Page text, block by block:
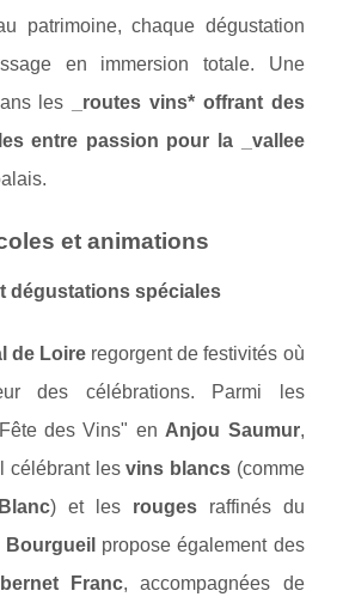
patrimoine, chaque dégustation
en immersion totale. Une
les
_routes vins* offrant des
entre passion pour la _vallee
et animations
dégustations spéciales
de Loireregorgent de festivités où
des célébrations. Parmi les
des Vins" en Anjou Saumur,
célébrant lesvins blancs(comme
) et les rougesraffinés du
propose également des
Franc, accompagnées de